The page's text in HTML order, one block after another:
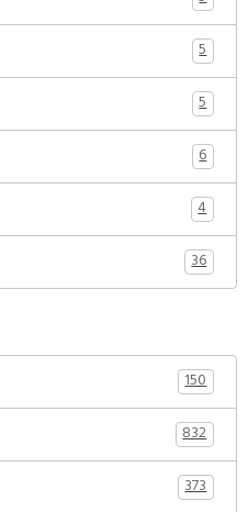
5
5
6
4
36
150
832
373